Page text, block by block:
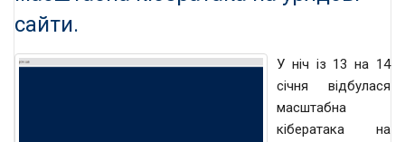
сайти.
У ніч із 13 на 14
січня відбулася
масштабна
кібератака на